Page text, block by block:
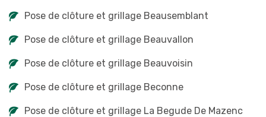
Pose de clôture et grillage Beausemblant
Pose de clôture et grillage Beauvallon
Pose de clôture et grillage Beauvoisin
Pose de clôture et grillage Beconne
Pose de clôture et grillage La Begude De Mazenc